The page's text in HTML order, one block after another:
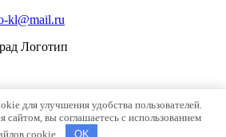
kl@mail.ru
Все права защищены.
для улучшения удобства пользователей.
сайтом, вы соглашаетесь с использованием
cookie.
OK